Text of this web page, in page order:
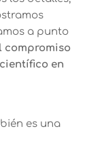
a punto
compromiso
en
es una